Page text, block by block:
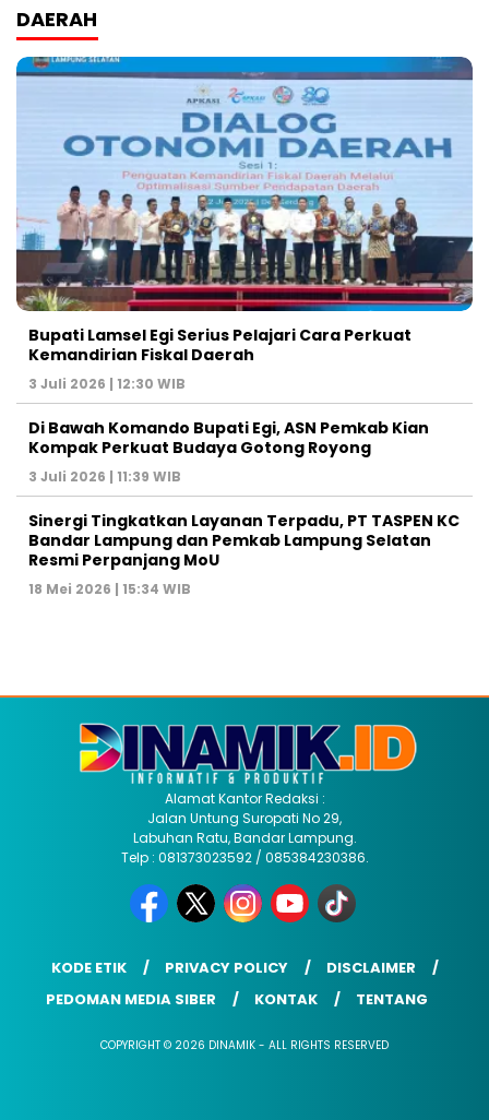
DAERAH
Bupati Lamsel Egi Serius Pelajari Cara Perkuat
Kemandirian Fiskal Daerah
3 Juli 2026 | 12:30 WIB
Di Bawah Komando Bupati Egi, ASN Pemkab Kian
Kompak Perkuat Budaya Gotong Royong
3 Juli 2026 | 11:39 WIB
Sinergi Tingkatkan Layanan Terpadu, PT TASPEN KC
Bandar Lampung dan Pemkab Lampung Selatan
Resmi Perpanjang MoU
18 Mei 2026 | 15:34 WIB
Alamat Kantor Redaksi :
Jalan Untung Suropati No 29,
Labuhan Ratu, Bandar Lampung.
Telp : 081373023592 / 085384230386.
KODE ETIK PRIVACY POLICY
DISCLAIMER
PEDOMAN MEDIA SIBER
KONTAK TENTANG
COPYRIGHT © 2026 DINAMIK - ALL RIGHTS RESERVED